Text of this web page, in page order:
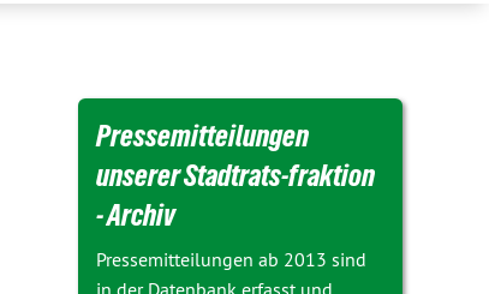
Pressemitteilungen
unserer Stadtrats-fraktion
- Archiv
Pressemitteilungen ab 2013 sind
in der Datenbank erfasst und